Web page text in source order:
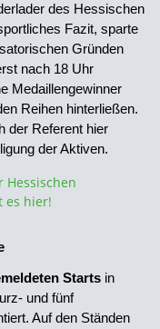
des Hessischen
Fazit, sparte
Gründen
nach 18 Uhr
Medaillengewinner
Reihen hinterließen.
der Referent hier
der Aktiven.
Hessischen
es hier!
Starts in
und fünf
Auf den Ständen